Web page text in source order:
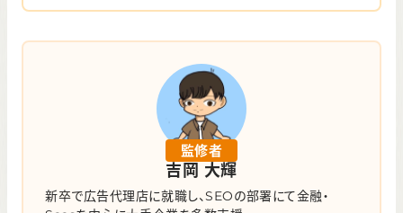
監修者
吉岡 大輝
新卒で広告代理店に就職し、SEOの部署にて金融・